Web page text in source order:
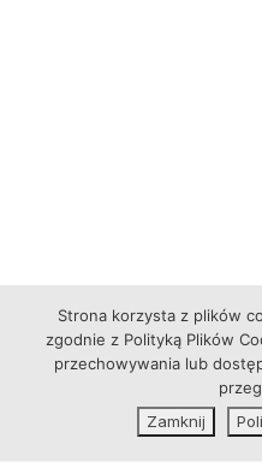
Strona korzysta z plików
zgodnie z Polityką Plików
przechowywania lub
Zamknij